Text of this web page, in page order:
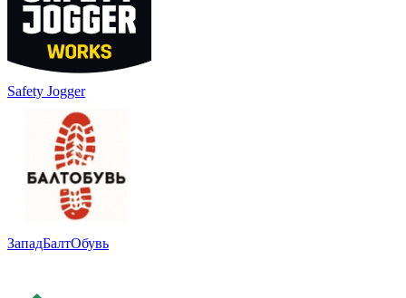
Safety Jogger
ЗападБалтОбувь